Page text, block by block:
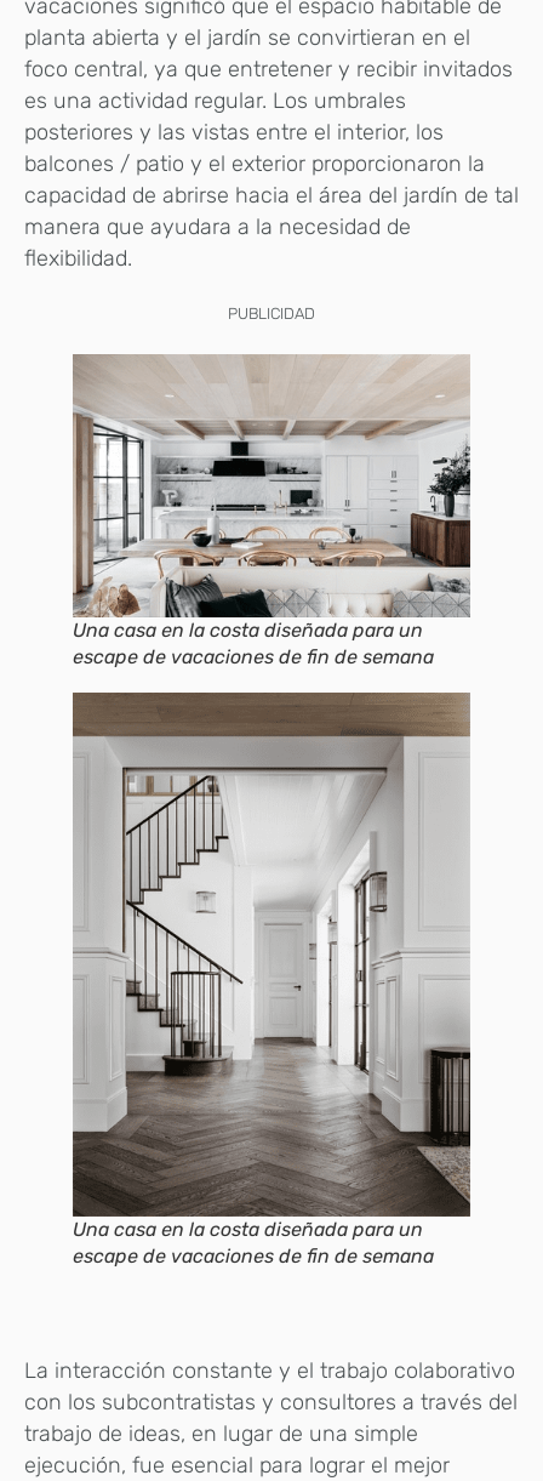
vacaciones significó que el espacio habitable de
planta abierta y el jardín se convirtieran en el
foco central, ya que entretener y recibir invitados
es una actividad regular. Los umbrales
posteriores y las vistas entre el interior, los
balcones / patio y el exterior proporcionaron la
capacidad de abrirse hacia el área del jardín de tal
manera que ayudara a la necesidad de
flexibilidad.
PUBLICIDAD
Una casa en la costa diseñada para un
escape de vacaciones de fin de semana
Una casa en la costa diseñada para un
escape de vacaciones de fin de semana
La interacción constante y el trabajo colaborativo
con los subcontratistas y consultores a través del
trabajo de ideas, en lugar de una simple
ejecución, fue esencial para lograr el mejor